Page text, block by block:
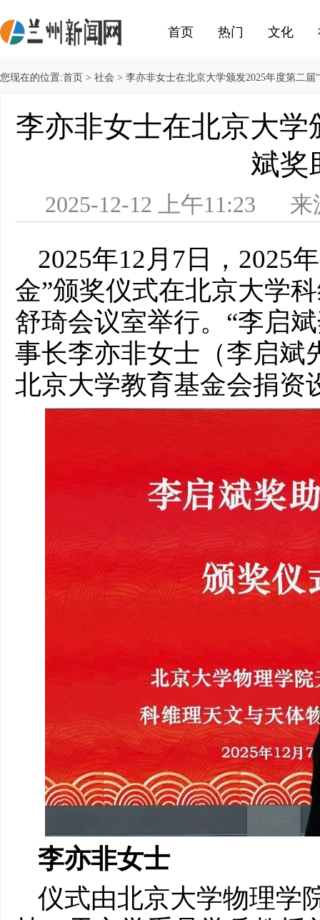
首页 热门 文化
您现在的位置:首页 > 社会 > 李亦非女士在北京大学颁发2025年度第二届
李亦非女士在北京大学
斌奖
2025-12-12 上午11:23
2025年12月7日，2025
金”颁奖仪式在北京大学
舒琦会议室举行。“李启
事长李亦非女士（李启斌
北京大学教育基金会捐资
李亦非女士
仪式由北京大学物理学